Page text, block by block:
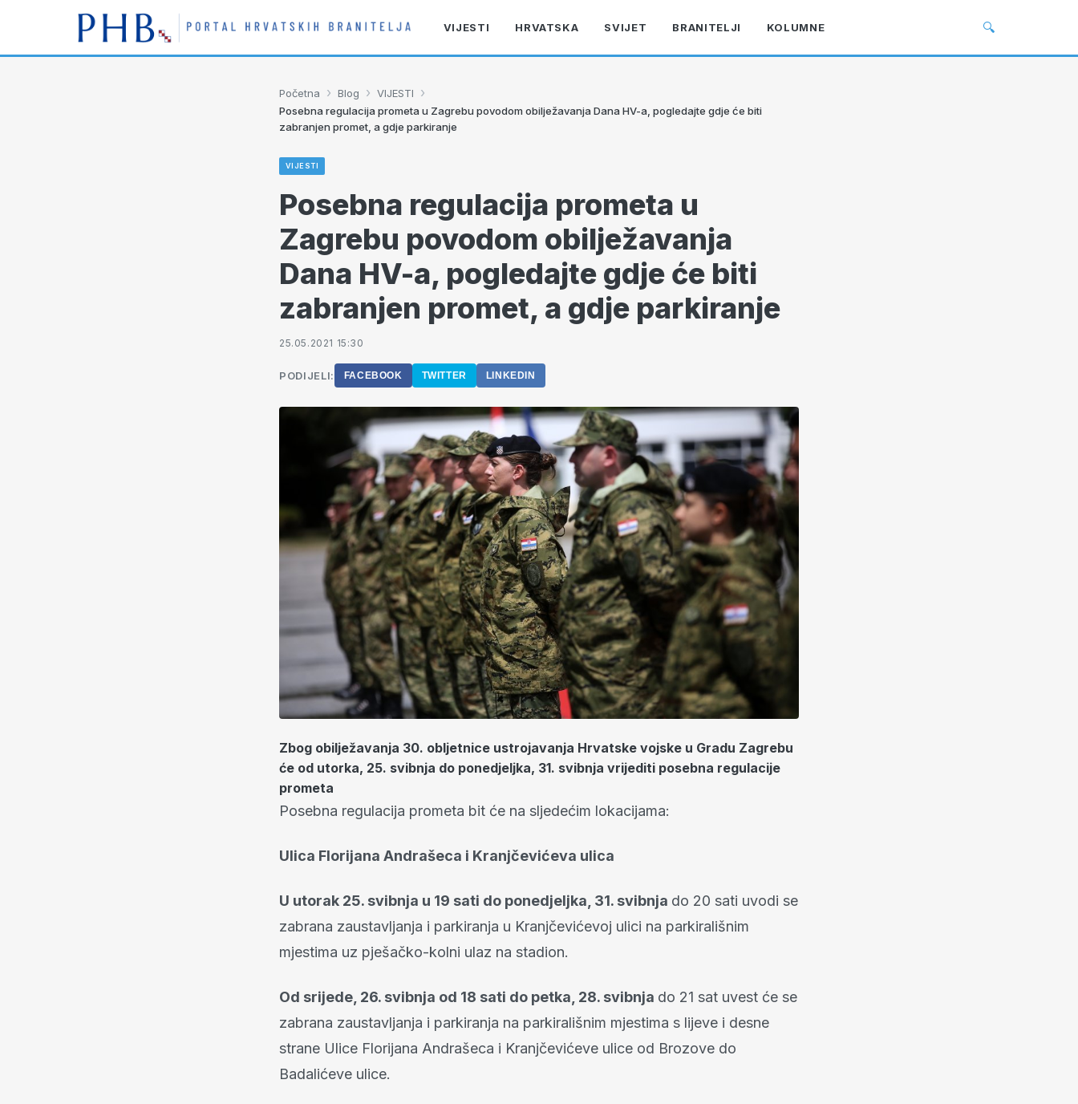
VIJESTI HRVATSKA SVIJET BRANITELJI KOLUMNE 🔍
Početna › Blog › VIJESTI ›
Posebna regulacija prometa u Zagrebu povodom obilježavanja Dana HV-a, pogledajte gdje će biti
zabranjen promet, a gdje parkiranje
VIJESTI
Posebna regulacija prometa u
Zagrebu povodom obilježavanja
Dana HV-a, pogledajte gdje će biti
zabranjen promet, a gdje parkiranje
25.05.2021 15:30
PODIJELI: FACEBOOK TWITTER LINKEDIN
Zbog obilježavanja 30. obljetnice ustrojavanja Hrvatske vojske u Gradu Zagrebu
će od utorka, 25. svibnja do ponedjeljka, 31. svibnja vrijediti posebna regulacije
prometa
Posebna regulacija prometa bit će na sljedećim lokacijama:
Ulica Florijana Andrašeca i Kranjčevićeva ulica
U utorak 25. svibnja u 19 sati do ponedjeljka, 31. svibnja do 20 sati uvodi se
zabrana zaustavljanja i parkiranja u Kranjčevićevoj ulici na parkirališnim
mjestima uz pješačko-kolni ulaz na stadion.
Od srijede, 26. svibnja od 18 sati do petka, 28. svibnja do 21 sat uvest će se
zabrana zaustavljanja i parkiranja na parkirališnim mjestima s lijeve i desne
strane Ulice Florijana Andrašeca i Kranjčevićeve ulice od Brozove do
Badalićeve ulice.